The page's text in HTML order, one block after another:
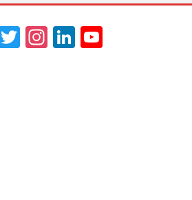
Twitter
Instagram
LinkedIn